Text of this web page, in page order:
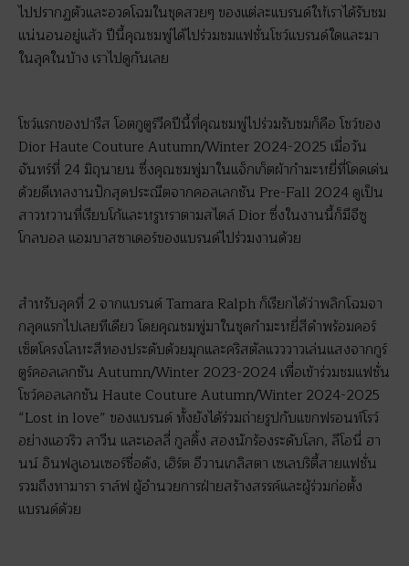
ไปปรากฏตัวและอวดโฉมในชุดสวยๆ ของแต่ละแบรนด์ให้เราได้รับชม
แน่นอนอยู่แล้ว ปีนี้คุณชมพู่ได้ไปร่วมชมแฟชั่นโชว์แบรนด์ใดและมา
ในลุคในบ้าง เราไปดูกันเลย
โชว์แรกของปารีส โอตกูตูร์วีคปีนี้ที่คุณชมพู่ไปร่วมรับชมก็คือ โชว์ของ
Dior Haute Couture Autumn/Winter 2024-2025 เมื่อวัน
จันทร์ที่ 24 มิถุนายน ซึ่งคุณชมพู่มาในแจ็กเก็ตผ้ากำมะหยี่ที่โดดเด่น
ด้วยดีเทลงานปักสุดประณีตจากคอลเลกชัน Pre-Fall 2024 ดูเป็น
สาวหวานที่เรียบโก้และหรูหราตามสไตล์ Dior ซึ่งในงานนี้ก็มีจีซู
โกลบอล แอมบาสซาเดอร์ของแบรนด์ไปร่วมงานด้วย
สำหรับลุคที่ 2 จากแบรนด์ Tamara Ralph ก็เรียกได้ว่าพลิกโฉมจา
กลุคแรกไปเลยทีเดียว โดยคุณชมพู่มาในชุดกำมะหยี่สีดำพร้อมคอร์
เซ็ตโครงโลหะสีทองประดับด้วยมุกและคริสตัลแวววาวเล่นแสงจากกูร์
ตูร์คอลเลกชัน Autumn/Winter 2023-2024 เพื่อเข้าร่วมชมแฟชั่น
โชว์คอลเลกชัน Haute Couture Autumn/Winter 2024-2025
“Lost in love” ของแบรนด์ ทั้งยังได้ร่วมถ่ายรูปกับแขกฟรอนท์โรว์
อย่างแอวริว ลาวีน และเอลลี่ กูลดิ้ง สองนักร้องระดับโลก, ลีโอนี่ ฮา
นน์ อินฟลูเอนเซอร์ชื่อดัง, เฮิร์ต อีวานเกลิสตา เซเลบริตี้สายแฟชั่น
รวมถึงทามารา ราล์ฟ ผู้อำนวยการฝ่ายสร้างสรรค์และผู้ร่วมก่อตั้ง
แบรนด์ด้วย